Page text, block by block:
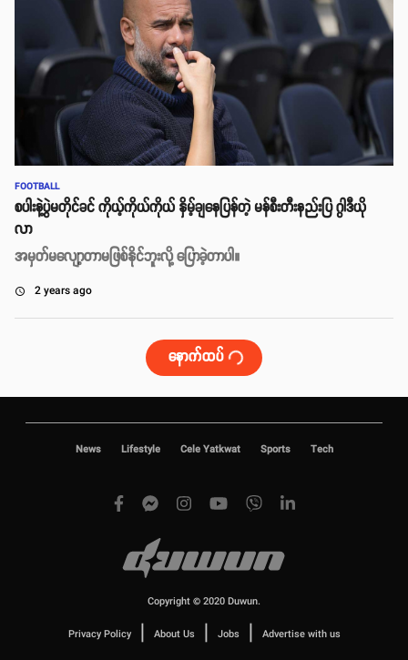
FOOTBALL
စပါးနဲ့ပွဲမတိုင်ခင် ကိုယ့်ကိုယ်ကိုယ် နှိမ့်ချနေပြန်တဲ့ မန်စီးတီးနည်းပြ ဂွါဒီယို
လာ
အမှတ်မလျော့တာမဖြစ်နိုင်ဘူးလို့ ပြောခဲ့တာပါ။
access_time 2 years ago
နောက်ထပ်
News Lifestyle Cele Yatkwat Sports Tech
Copyright © 2020 Duwun.
Privacy Policy | About Us | Jobs | Advertise with us